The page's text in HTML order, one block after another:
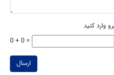
وارد کنید
0 + 0 =
ارسال